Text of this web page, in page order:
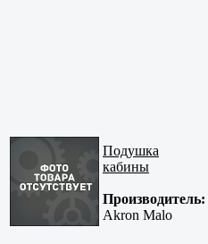
Подушка
кабины
Производитель:
Akron Malo